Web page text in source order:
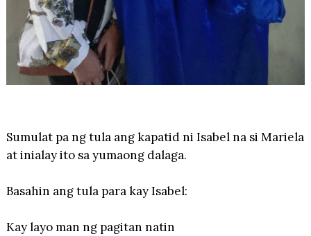
Sumulat pa ng tula ang kapatid ni Isabel na si Mariela
at inialay ito sa yumaong dalaga.
Basahin ang tula para kay Isabel:
Kay layo man ng pagitan natin